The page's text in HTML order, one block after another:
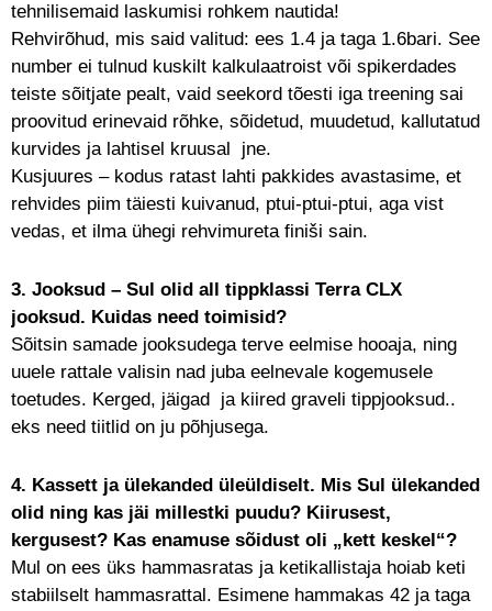
tehnilisemaid laskumisi rohkem nautida!
Rehvirõhud, mis said valitud: ees 1.4 ja taga 1.6bari. See
number ei tulnud kuskilt kalkulaatroist või spikerdades
teiste sõitjate pealt, vaid seekord tõesti iga treening sai
proovitud erinevaid rõhke, sõidetud, muudetud, kallutatud
kurvides ja lahtisel kruusal jne.
Kusjuures – kodus ratast lahti pakkides avastasime, et
rehvides piim täiesti kuivanud, ptui-ptui-ptui, aga vist
vedas, et ilma ühegi rehvimureta finiši sain.
3. Jooksud – Sul olid all tippklassi Terra CLX
jooksud. Kuidas need toimisid?
Sõitsin samade jooksudega terve eelmise hooaja, ning
uuele rattale valisin nad juba eelnevale kogemusele
toetudes. Kerged, jäigad ja kiired graveli tippjooksud..
eks need tiitlid on ju põhjusega.
4. Kassett ja ülekanded üleüldiselt. Mis Sul ülekanded
olid ning kas jäi millestki puudu? Kiirusest,
kergusest? Kas enamuse sõidust oli „kett keskel“?
Mul on ees üks hammasratas ja ketikallistaja hoiab keti
stabiilselt hammasrattal. Esimene hammakas 42 ja taga